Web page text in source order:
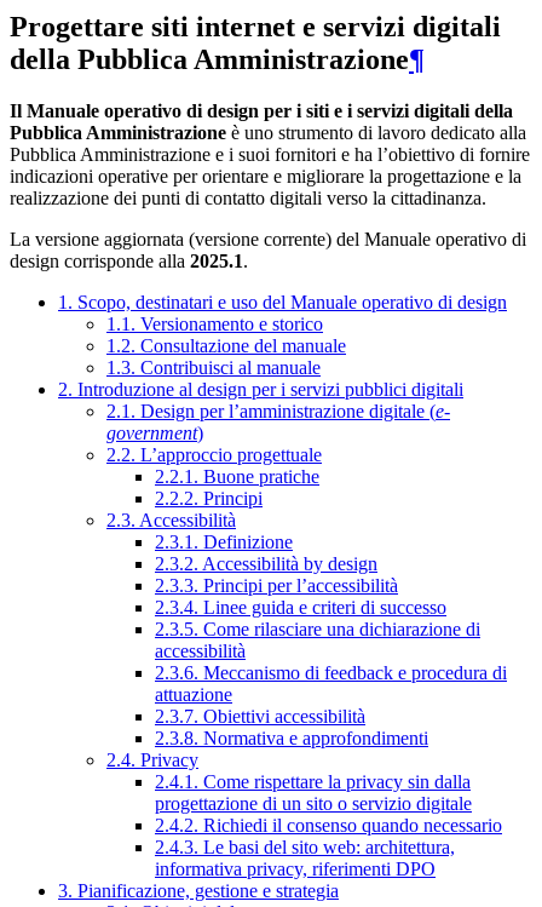
Progettare siti internet e servizi digitali
della Pubblica Amministrazione¶
Il Manuale operativo di design per i siti e i servizi digitali della
Pubblica Amministrazione è uno strumento di lavoro dedicato alla
Pubblica Amministrazione e i suoi fornitori e ha l’obiettivo di fornire
indicazioni operative per orientare e migliorare la progettazione e la
realizzazione dei punti di contatto digitali verso la cittadinanza.
La versione aggiornata (versione corrente) del Manuale operativo di
design corrisponde alla 2025.1.
1. Scopo, destinatari e uso del Manuale operativo di design
1.1. Versionamento e storico
1.2. Consultazione del manuale
1.3. Contribuisci al manuale
2. Introduzione al design per i servizi pubblici digitali
2.1. Design per l’amministrazione digitale (e-
government)
2.2. L’approccio progettuale
2.2.1. Buone pratiche
2.2.2. Principi
2.3. Accessibilità
2.3.1. Definizione
2.3.2. Accessibilità by design
2.3.3. Principi per l’accessibilità
2.3.4. Linee guida e criteri di successo
2.3.5. Come rilasciare una dichiarazione di
accessibilità
2.3.6. Meccanismo di feedback e procedura di
attuazione
2.3.7. Obiettivi accessibilità
2.3.8. Normativa e approfondimenti
2.4. Privacy
2.4.1. Come rispettare la privacy sin dalla
progettazione di un sito o servizio digitale
2.4.2. Richiedi il consenso quando necessario
2.4.3. Le basi del sito web: architettura,
informativa privacy, riferimenti DPO
3. Pianificazione, gestione e strategia